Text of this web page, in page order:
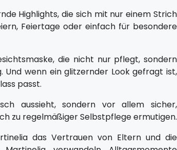
Highlights, die sich mit nur einem Strich
Feiertage oder einfach für besondere
die nicht nur pflegt, sondern
Und wenn ein glitzernder Look gefragt ist,
passt.
aussieht, sondern vor allem sicher,
zu regelmäßiger Selbstpflege ermutigen.
das Vertrauen von Eltern und die